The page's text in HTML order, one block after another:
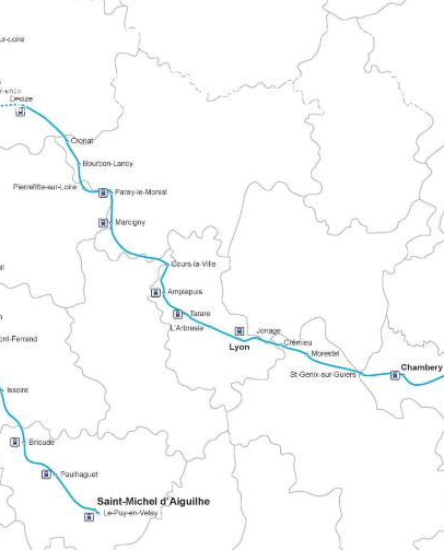
Chartres vorbei. Diese Strecke führt durch Le Perche, die Wälder von Ornais und Mortainais.
Le Mont.
die atlantischen Gebiete mit den historischen